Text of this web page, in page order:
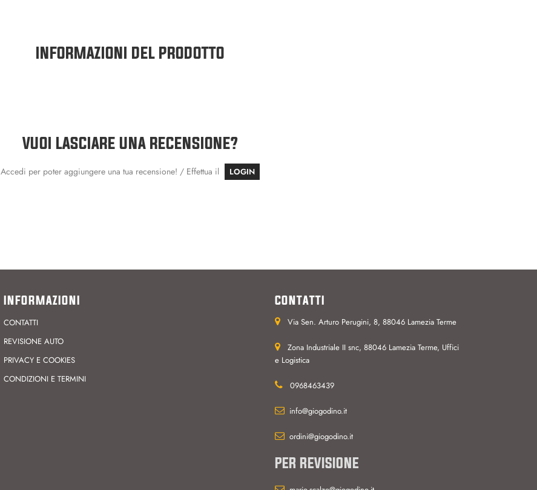
INFORMAZIONI DEL PRODOTTO
VUOI LASCIARE UNA RECENSIONE?
Accedi per poter aggiungere una tua recensione! / Effettua il LOGIN
INFORMAZIONI
CONTATTI
REVISIONE AUTO
PRIVACY E COOKIES
CONDIZIONI E TERMINI
CONTATTI
Via Sen. Arturo Perugini, 8, 88046 Lamezia Terme
Zona Industriale II snc, 88046 Lamezia Terme, Uffici
e Logistica
0968463439
info@giogodino.it
ordini@giogodino.it
PER REVISIONE